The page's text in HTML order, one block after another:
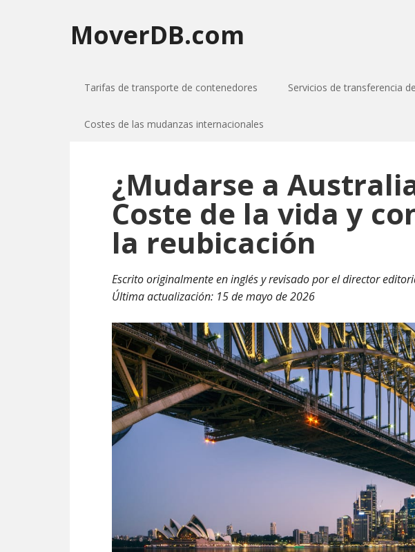
MoverDB.com
Tarifas de transporte de contenedores Servicios de transferencia
Costes de las mudanzas internacionales
¿Mudarse a
Coste de la vida y
la reubicación
Escrito originalmente en inglés y revisado por el director
Última actualización: 15 de mayo de 2026